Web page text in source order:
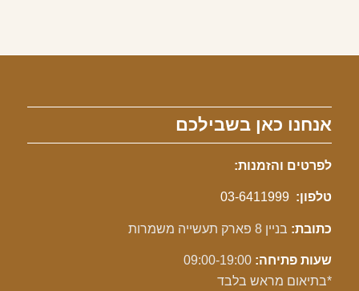
אנחנו כאן בשבילכם
לפרטים והזמנות:
טלפון: 03-6411999
כתובת: בניין 8 פארק תעשייה משמרות
שעות פתיחה:
*בתיאום מראש בלבד